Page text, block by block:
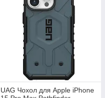
UAG Чохол для Apple iPhone